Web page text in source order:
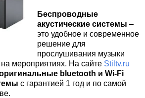
Беспроводные
акустические системы –
это удобное и современное
решение для
прослушивания музыки
мероприятиях. На сайте Stiltv.ru
bluetooth и Wi‑Fi
с гарантией 1 год и по самой